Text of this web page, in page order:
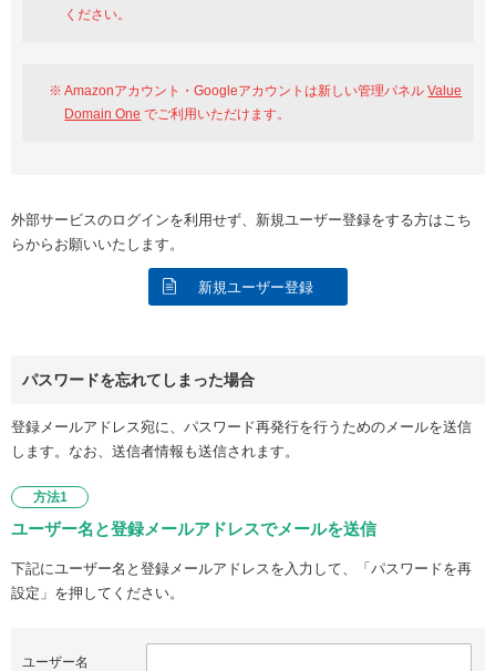
ください。
Amazonアカウント・Googleアカウントは新しい管理パネルValue
Domain One でご利用いただけます。
外部サービスのログインを利用せず、新規ユーザー登録をする方はこち
らからお願いいたします。
新規ユーザー登録
パスワードを忘れてしまった場合
登録メールアドレス宛に、パスワード再発行を行うためのメールを送信
します。なお、送信者情報も送信されます。
方法1
ユーザー名と登録メールアドレスでメールを送信
下記にユーザー名と登録メールアドレスを入力して、「パスワードを再
設定」を押してください。
ユーザー名